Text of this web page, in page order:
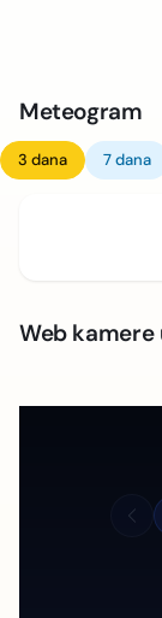
Meteogram
3 dana 7 dana
Web kamere